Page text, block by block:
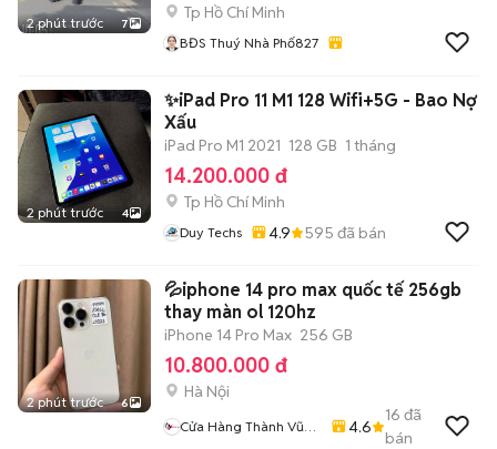
2 phút trước 7
Tp Hồ Chí Minh
BĐS Thuý Nhà Phố827
2 phút trước 4
✨iPad Pro 11 M1 128 Wifi+5G - Bao Nợ
Xấu
iPad Pro M1 2021 128 GB 1 tháng
14.200.000 đ
Tp Hồ Chí Minh
Duy Techs 4.9 595 đã bán
2 phút trước 6
💦iphone 14 pro max quốc tế 256gb
thay màn ol 120hz
iPhone 14 Pro Max 256 GB
10.800.000 đ
Hà Nội
Cửa Hàng Thành Vũ
4.6
16 đã
bán